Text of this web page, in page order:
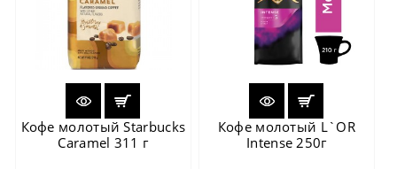
Кофе молотый Starbucks
Caramel 311 г
Кофе молотый L`OR
Intense 250г